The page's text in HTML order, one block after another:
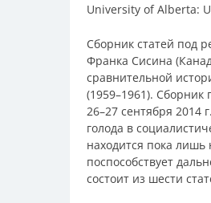
University of Alberta:
Сборник статей под
Франка Сисина
сравнительной
(1959–1961).
26–27 сентября 2014
голода в
находится пока
поспособствует
состоит из шести